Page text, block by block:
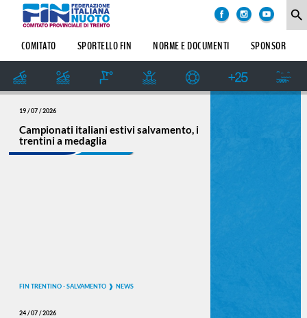
COMITATO SPORTELLO FIN NORME E DOCUMENTI SPONSOR
search
19 / 07 / 2026
Campionati italiani estivi salvamento, i
trentini a medaglia
FIN TRENTINO - SALVAMENTO NEWS
24 / 07 / 2026
COMITATO
SETTORE
IMPIANTI
SPORTIVI
GIUDICE
SPORTIVO
REGIONALE
GRUPPO